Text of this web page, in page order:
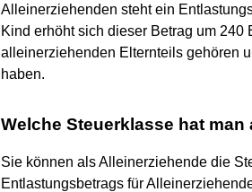
Alleinerziehenden steht ein
Kind erhöht sich dieser Betrag um
alleinerziehenden Elternteils gehören
haben.
Welche Steuerklasse hat
Sie können als Alleinerziehende die
Entlastungsbetrags für